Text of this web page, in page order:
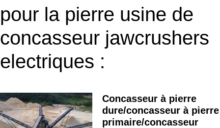
pour la pierre usine de
concasseur jawcrushers
electriques :
Concasseur à pierre
dure/concasseur à pierre
primaire/concasseur